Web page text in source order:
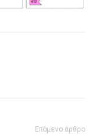
Επόμενο άρθρο